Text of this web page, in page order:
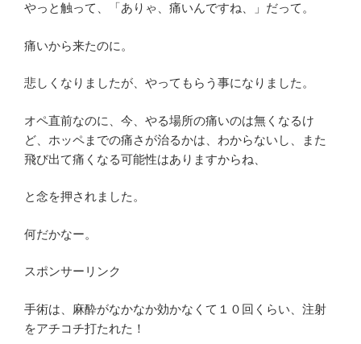
やっと触って、「ありゃ、痛いんですね、」だって。
痛いから来たのに。
悲しくなりましたが、やってもらう事になりました。
オペ直前なのに、今、やる場所の痛いのは無くなるけ
ど、ホッペまでの痛さが治るかは、わからないし、また
飛び出て痛くなる可能性はありますからね、
と念を押されました。
何だかなー。
スポンサーリンク
手術は、麻酔がなかなか効かなくて１０回くらい、注射
をアチコチ打たれた！